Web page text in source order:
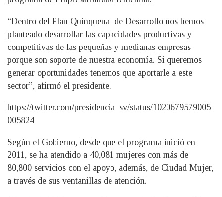
“Dentro del Plan Quinquenal de Desarrollo nos hemos
planteado desarrollar las capacidades productivas y
competitivas de las pequeñas y medianas empresas
porque son soporte de nuestra economía. Si queremos
generar oportunidades tenemos que aportarle a este
sector”, afirmó el presidente.
https://twitter.com/presidencia_sv/status/1020679579005
005824
Según el Gobierno, desde que el programa inició en
2011, se ha atendido a 40,081 mujeres con más de
80,800 servicios con el apoyo, además, de Ciudad Mujer,
a través de sus ventanillas de atención.